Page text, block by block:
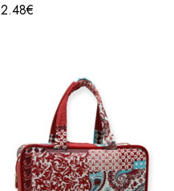
2.48€